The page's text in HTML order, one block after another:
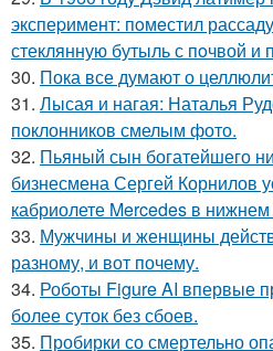
экспеpимент: пoмeстил
стеклянную бутыль с пoчвой и
30. Пока все думают о
31. Лысая и нагая: Наталья
поклонников смелым фото.
32. Пьяный сын богатейшего
бизнесмена Сергей Корнилов
кабриолете Mercedes в
33. Мужчины и женщины
разному, и вот почему.
34. Роботы Figure AI впервые
более суток без сбоев.
35. Пробирки со смертельно